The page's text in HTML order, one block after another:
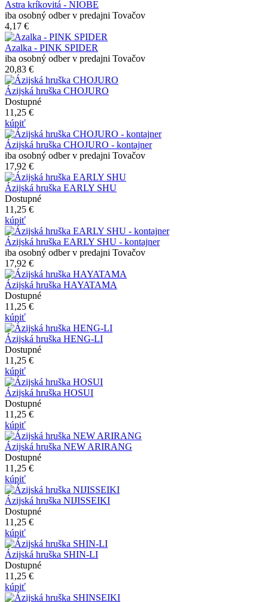
Astra kríkovitá - NIOBE
iba osobný odber v predajni Tovačov
4,17 €
Azalka - PINK SPIDER
iba osobný odber v predajni Tovačov
20,83 €
Ázijská hruška CHOJURO
Dostupné
11,25 €
kúpiť
Ázijská hruška CHOJURO - kontajner
iba osobný odber v predajni Tovačov
17,92 €
Ázijská hruška EARLY SHU
Dostupné
11,25 €
kúpiť
Ázijská hruška EARLY SHU - kontajner
iba osobný odber v predajni Tovačov
17,92 €
Ázijská hruška HAYATAMA
Dostupné
11,25 €
kúpiť
Ázijská hruška HENG-LI
Dostupné
11,25 €
kúpiť
Ázijská hruška HOSUI
Dostupné
11,25 €
kúpiť
Ázijská hruška NEW ARIRANG
Dostupné
11,25 €
kúpiť
Ázijská hruška NIJISSEIKI
Dostupné
11,25 €
kúpiť
Ázijská hruška SHIN-LI
Dostupné
11,25 €
kúpiť